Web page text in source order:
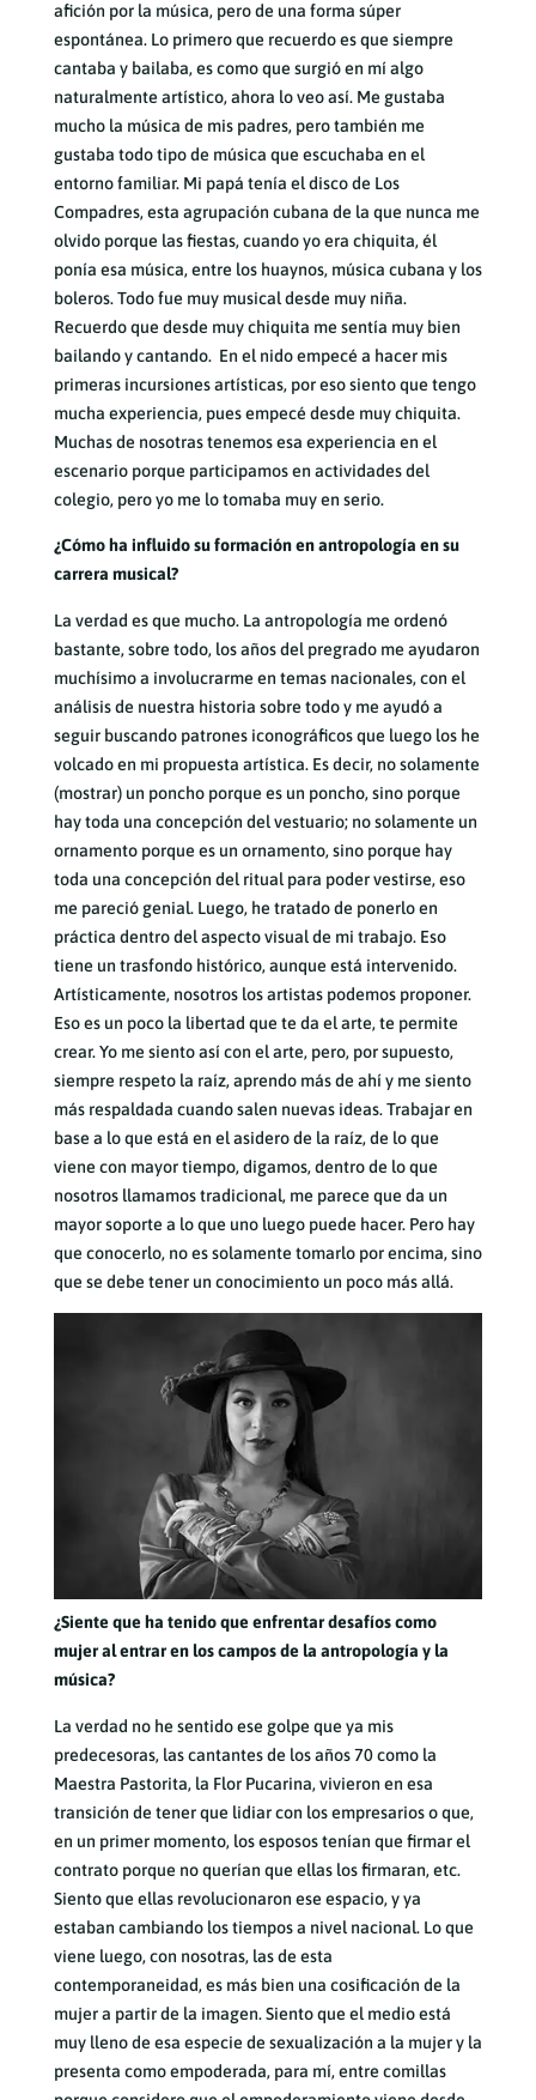
afición por la música, pero de una forma súper
espontánea. Lo primero que recuerdo es que siempre
cantaba y bailaba, es como que surgió en mí algo
naturalmente artístico, ahora lo veo así. Me gustaba
mucho la música de mis padres, pero también me
gustaba todo tipo de música que escuchaba en el
entorno familiar. Mi papá tenía el disco de Los
Compadres, esta agrupación cubana de la que nunca me
olvido porque las fiestas, cuando yo era chiquita, él
ponía esa música, entre los huaynos, música cubana y los
boleros. Todo fue muy musical desde muy niña.
Recuerdo que desde muy chiquita me sentía muy bien
bailando y cantando. En el nido empecé a hacer mis
primeras incursiones artísticas, por eso siento que tengo
mucha experiencia, pues empecé desde muy chiquita.
Muchas de nosotras tenemos esa experiencia en el
escenario porque participamos en actividades del
colegio, pero yo me lo tomaba muy en serio.
¿Cómo ha influido su formación en antropología en su
carrera musical?
La verdad es que mucho. La antropología me ordenó
bastante, sobre todo, los años del pregrado me ayudaron
muchísimo a involucrarme en temas nacionales, con el
análisis de nuestra historia sobre todo y me ayudó a
seguir buscando patrones iconográficos que luego los he
volcado en mi propuesta artística. Es decir, no solamente
(mostrar) un poncho porque es un poncho, sino porque
hay toda una concepción del vestuario; no solamente un
ornamento porque es un ornamento, sino porque hay
toda una concepción del ritual para poder vestirse, eso
me pareció genial. Luego, he tratado de ponerlo en
práctica dentro del aspecto visual de mi trabajo. Eso
tiene un trasfondo histórico, aunque está intervenido.
Artísticamente, nosotros los artistas podemos proponer.
Eso es un poco la libertad que te da el arte, te permite
crear. Yo me siento así con el arte, pero, por supuesto,
siempre respeto la raíz, aprendo más de ahí y me siento
más respaldada cuando salen nuevas ideas. Trabajar en
base a lo que está en el asidero de la raíz, de lo que
viene con mayor tiempo, digamos, dentro de lo que
nosotros llamamos tradicional, me parece que da un
mayor soporte a lo que uno luego puede hacer. Pero hay
que conocerlo, no es solamente tomarlo por encima, sino
que se debe tener un conocimiento un poco más allá.
¿Siente que ha tenido que enfrentar desafíos como
mujer al entrar en los campos de la antropología y la
música?
La verdad no he sentido ese golpe que ya mis
predecesoras, las cantantes de los años 70 como la
Maestra Pastorita, la Flor Pucarina, vivieron en esa
transición de tener que lidiar con los empresarios o que,
en un primer momento, los esposos tenían que firmar el
contrato porque no querían que ellas los firmaran, etc.
Siento que ellas revolucionaron ese espacio, y ya
estaban cambiando los tiempos a nivel nacional. Lo que
viene luego, con nosotras, las de esta
contemporaneidad, es más bien una cosificación de la
mujer a partir de la imagen. Siento que el medio está
muy lleno de esa especie de sexualización a la mujer y la
presenta como empoderada, para mí, entre comillas